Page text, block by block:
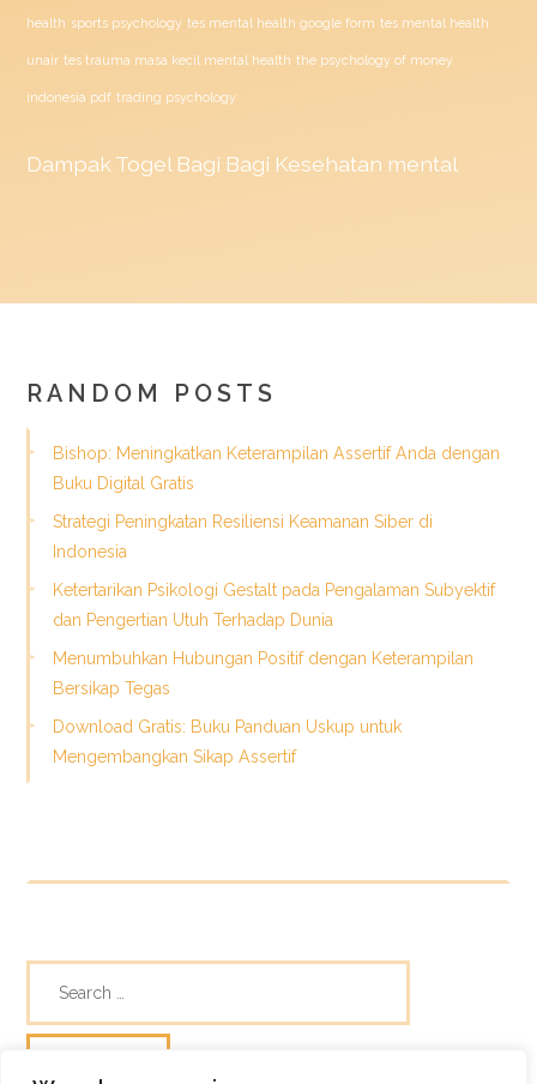
health sports psychology tes mental health google form tes mental health
unair tes trauma masa kecil mental health the psychology of money
indonesia pdf trading psychology
Dampak Togel Bagi Bagi Kesehatan mental
RANDOM POSTS
Bishop: Meningkatkan Keterampilan Assertif Anda dengan
Buku Digital Gratis
Strategi Peningkatan Resiliensi Keamanan Siber di
Indonesia
Ketertarikan Psikologi Gestalt pada Pengalaman Subyektif
dan Pengertian Utuh Terhadap Dunia
Menumbuhkan Hubungan Positif dengan Keterampilan
Bersikap Tegas
Download Gratis: Buku Panduan Uskup untuk
Mengembangkan Sikap Assertif